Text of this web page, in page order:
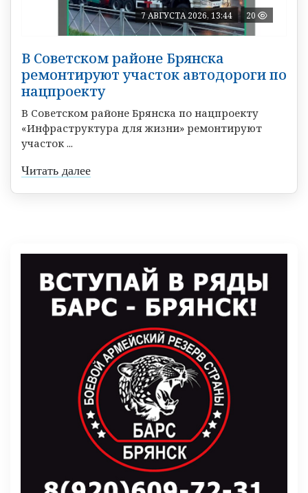
7 АВГУСТА 2026, 13:44 20
В Советском районе Брянска
ремонтируют участок автодороги по
нацпроекту
В Советском районе Брянска по нацпроекту
«Инфраструктура для жизни» ремонтируют
участок ...
Читать далее